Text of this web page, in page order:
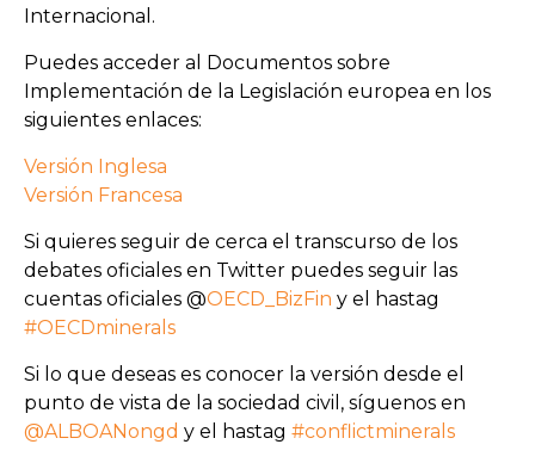
Internacional.
Puedes acceder al Documentos sobre
Implementación de la Legislación europea en los
siguientes enlaces:
Versión Inglesa
Versión Francesa
Si quieres seguir de cerca el transcurso de los
debates oficiales en Twitter puedes seguir las
cuentas oficiales @OECD_BizFin y el hastag
#OECDminerals
Si lo que deseas es conocer la versión desde el
punto de vista de la sociedad civil, síguenos en
@ALBOANongd y el hastag #conflictminerals